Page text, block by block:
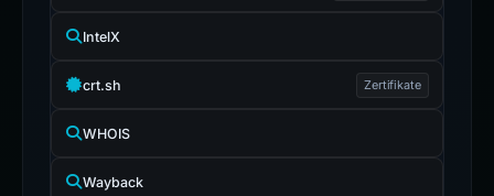
IntelX
crt.sh Zertifikate
WHOIS
Wayback